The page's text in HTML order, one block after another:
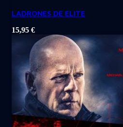
LADRONES DE ELITE
15,95 €